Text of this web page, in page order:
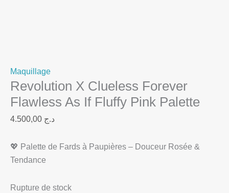
Maquillage
Revolution X Clueless Forever
Flawless As If Fluffy Pink Palette
د.ج
💖 Palette de Fards à Paupières – Douceur Rosée &
Tendance
Rupture de stock